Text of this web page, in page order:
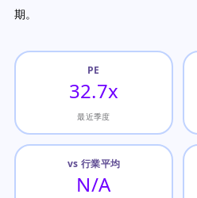
期。
PE
32.7x
最近季度
vs 行業平均
N/A